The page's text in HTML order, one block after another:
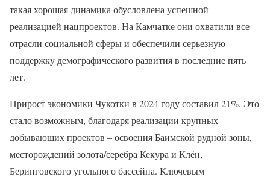
такая хорошая динамика обусловлена успешной
реализацией нацпроектов. На Камчатке они охватили все
отрасли социальной сферы и обеспечили серьезную
поддержку демографического развития в последние пять
лет.
Прирост экономики Чукотки в 2024 году составил 21%. Это
стало возможным, благодаря реализации крупных
добывающих проектов – освоения Баимской рудной зоны,
месторождений золота/серебра Кекура и Клён,
Беринговского угольного бассейна. Ключевым